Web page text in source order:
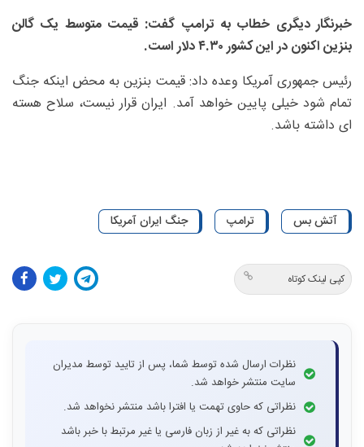
خبرنگار دیگری خطاب به ترامپ گفت: قیمت متوسط یک گالن
بنزین اکنون در این کشور ۴.۳۰ دلار است.
رئیس جمهوری آمریکا وعده داد: قیمت بنزین به محض اینکه جنگ
تمام شود خیلی پایین خواهد آمد. ایران قرار نیست، سلاح هسته
ای داشته باشد.
آتش بس ترامپ جنگ ایران آمریکا
کپی لینک کوتاه
نظرات ارسال شده توسط شما، پس از تایید توسط مدیران
سایت منتشر خواهد شد.
نظراتی که حاوی تهمت یا افترا باشد منتشر نخواهد شد.
نظراتی که به غیر از زبان فارسی یا غیر مرتبط با خبر باشد